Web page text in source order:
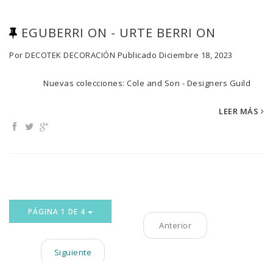
EGUBERRI ON - URTE BERRI ON
Por DECOTEK DECORACIÓN Publicado Diciembre 18, 2023
Nuevas colecciones: Cole and Son - Designers Guild
LEER MÁS
PÁGINA 1 DE 4
Anterior
Siguiente